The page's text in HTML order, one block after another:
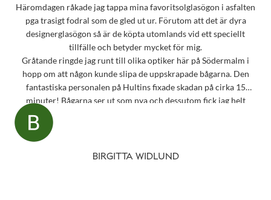
Häromdagen råkade jag tappa mina favoritsolglasögon i asfalten
pga trasigt fodral som de gled ut ur. Förutom att det är dyra
designerglasögon så är de köpta utomlands vid ett speciellt
tillfälle och betyder mycket för mig.
Gråtande ringde jag runt till olika optiker här på Södermalm i
hopp om att någon kunde slipa de uppskrapade bågarna. Den
fantastiska personalen på Hultins fixade skadan på cirka 15
minuter! Bågarna ser ut som nya och dessutom fick jag helt
oväntat en underbar gåva – ett sprillans nytt fodral från samma
märke som mina solglasögon! Vilken fantastisk service! Kommer
Snart behöver jag boka tid för en synundersökning och jag vet
BIRGITTA WIDLUND